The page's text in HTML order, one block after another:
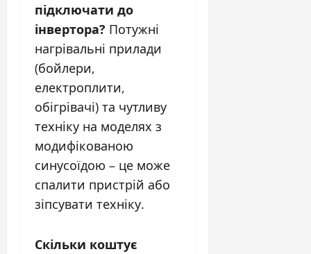
підключати до
інвертора? Потужні
нагрівальні прилади
(бойлери,
електроплити,
обігрівачі) та чутливу
техніку на моделях з
модифікованою
синусоїдою – це може
спалити пристрій або
зіпсувати техніку.
Скільки коштує